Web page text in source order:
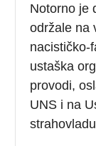
Notorno je
održale na
nacističko-
ustaška
provodi,
UNS i na